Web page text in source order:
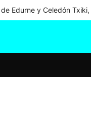
Edurne y Celedón